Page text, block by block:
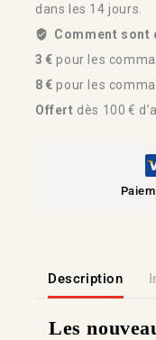
dans les 14 jours.
Comment sont
3 € pour les
8 € pour les
Offert dès 100 €
Description
Les